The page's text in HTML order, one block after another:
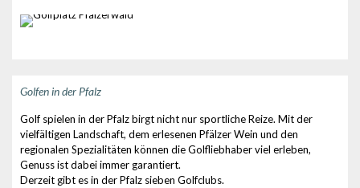
Golfen in der Pfalz
Golf spielen in der Pfalz birgt nicht nur sportliche Reize. Mit der
vielfältigen Landschaft, dem erlesenen Pfälzer Wein und den
regionalen Spezialitäten können die Golfliebhaber viel erleben,
Genuss ist dabei immer garantiert.
Derzeit gibt es in der Pfalz sieben Golfclubs.